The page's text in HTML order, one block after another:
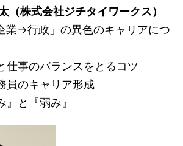
（株式会社ジチタイワークス）
業→行政」の異色のキャリアにつ
仕事のバランスをとるコツ
員のキャリア形成
』と『弱み』